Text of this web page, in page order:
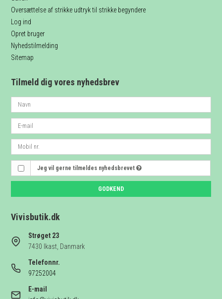
Oversættelse af strikke udtryk til strikke begyndere
Log ind
Opret bruger
Nyhedstilmelding
Sitemap
Tilmeld dig vores nyhedsbrev
Jeg vil gerne tilmeldes nyhedsbrevet
GODKEND
Vivisbutik.dk
Strøget 23
7430 Ikast, Danmark
Telefonnr.
97252004
E-mail